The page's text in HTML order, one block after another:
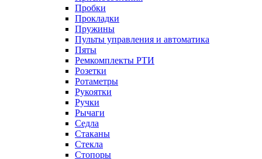
Пробки
Прокладки
Пружины
Пульты управления и автоматика
Пяты
Ремкомплекты РТИ
Розетки
Ротаметры
Рукоятки
Ручки
Рычаги
Седла
Стаканы
Стекла
Стопоры